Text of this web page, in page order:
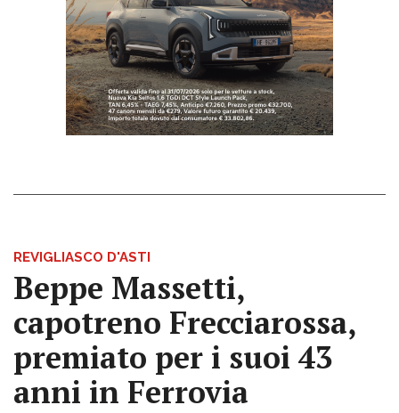
REVIGLIASCO D'ASTI
Beppe Massetti,
capotreno Frecciarossa,
premiato per i suoi 43
anni in Ferrovia